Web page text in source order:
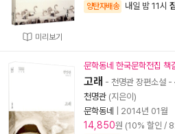
미리보기
양탄자배송 내일 밤 11시
문학동네 한국문학전집 책
고래 - 천명관 장편소설 -
천명관 (지은이)
문학동네
2014년 01월
14,850원 (10% 할인 /